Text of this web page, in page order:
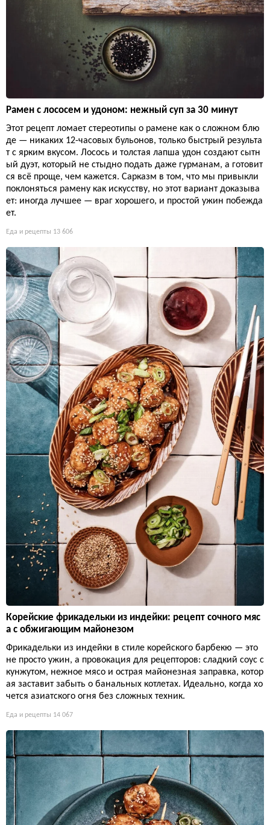
Рамен с лососем и удоном: нежный суп за 30 минут
Этот рецепт ломает стереотипы о рамене как о сложном блю
де — никаких 12-часовых бульонов, только быстрый результа
т с ярким вкусом. Лосось и толстая лапша удон создают сытн
ый дуэт, который не стыдно подать даже гурманам, а готовит
ся всё проще, чем кажется. Сарказм в том, что мы привыкли
поклоняться рамену как искусству, но этот вариант доказыва
ет: иногда лучшее — враг хорошего, и простой ужин побежда
ет.
Еда и рецепты 13 606
Корейские фрикадельки из индейки: рецепт сочного мяс
а с обжигающим майонезом
Фрикадельки из индейки в стиле корейского барбекю — это
не просто ужин, а провокация для рецепторов: сладкий соус с
кунжутом, нежное мясо и острая майонезная заправка, котор
ая заставит забыть о банальных котлетах. Идеально, когда хо
чется азиатского огня без сложных техник.
Еда и рецепты 14 067